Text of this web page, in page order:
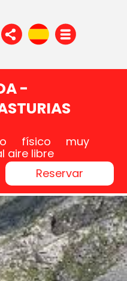
-
físico muy
aire libre
Reservar